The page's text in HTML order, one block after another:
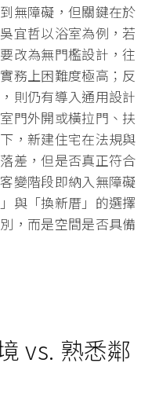
無障礙，但關鍵在於
宜哲以浴室為例，若
改為無門檻設計，往
務上困難度極高；反
則仍有導入通用設計
門外開或橫拉門、扶
，新建住宅在法規與
差，但是否真正符合
變階段即納入無障礙
與「換新厝」的選擇
，而是空間是否具備
vs. 熟悉鄰